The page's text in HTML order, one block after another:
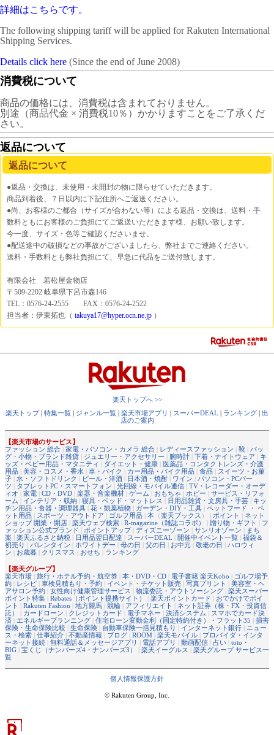
詳細はこちらです。
The following shipping tariff will be applied for Rakuten International
Shipping Services.
Details click here (Since the end of June 2008)
消費税について
商品の価格には、消費税は含まれておりません。
別途（商品代金 × 消費税10％）かかりますことをご了承くだ
さい。
返品について
返品について
●返品・交換は、未使用・未開封の物に限らせていただきます。
商品到着後、７日以内に下記住所へご返送ください。
●尚、お客様のご都合（サイズが合わない等）による返品・交換は、送料・手
数料ともにお客様のご負担にてご返送いただきます様、お願い致します。
今一度、サイズ・色等ご確認くださいませ。
●配送途中の破損などの事故がございましたら、弊社までご連絡ください。
送料・手数料とも弊社負担にて、早急に代品をご送付致します。
有限会社 若松屋金物店
〒509-2202 岐阜県下呂市森146
TEL：0576-24-2555 FAX：0576-24-2522
担当者：伊東拓也（ takuya17@hyper.ocn.ne.jp ）
楽天トップへ >>
楽天トップ
特集一覧 ジャンル一覧 楽天市場アプリ スーパーDEAL ランキング
出
店のご案内
【楽天市場のサービス】
ファッション 総合
家電・パソコン・カメラ 総合 レディースファッション 靴
バッ
グ・小物・ブランド雑貨
ジュエリー・アクセサリー 腕時計 下着・ナイトウェア
キ
ッズ・ベビー用品・マタニティ
ダイエット・健康
医薬品・コンタクトレンズ・介護
用品
美容・コスメ・香水 車・バイク カー用品・バイク用品 食品
スイーツ・お菓
子
水・ソフトドリンク ビール・洋酒 日本酒・焼酎 ワイン
パソコン・PCパー
ツ
タブレットPC・スマートフォン 光回線・モバイル通信
TV・レコーダー・オーデ
ィオ
家電 CD・DVD 楽器・音楽機材 ゲーム おもちゃ ホビー
サービス・リフォ
ーム
インテリア・収納 寝具・ベッド・マットレス 日用品雑貨・文房具・手芸
キッ
チン用品・食器・調理器具
花・観葉植物 ガーデン・DIY・工具
ペットフード ・ ペ
ット用品
スポーツ・アウトドア ゴルフ用品 本 （楽天ブックス ） | ポイント
ネット
ショップ 開業・開店
楽天ウェブ検索 R-magazine（雑誌コラボ） 贈り物・ギフト
フ
ァッション公式ブランド
ポイントアップ ディズニーゾーン サンリオゾーン
まち
楽
楽天ふるさと納税 日用品翌日配達 スーパーDEAL 開催中イベント一覧
福袋＆
初売り
バレンタイン ホワイトデー 母の日 父の日 お中元 敬老の日
ハロウィ
ン
お歳暮 クリスマス おせち ランキング
【楽天グループ】
楽天市場
旅行・ホテル予約・航空券 本・DVD・CD 電子書籍 楽天Kobo
ゴルフ場予
約
レシピ 車検見積もり・予約 イベント・チケット販売 写真プリント
美容室・ヘ
アサロン予約
女性向け健康管理サービス 物流委託・アウトソーシング
楽天スーパー
ポイント特集
Rebates（ポイント提携サイト） 楽天ポイントカード
おでかけでポイ
ント
Rakuten Fashion 地方競馬 競輪 アフィリエイト
ネット証券（株・FX・投資信
託）
カードローン クレジットカード 電子マネー 決済システム
スマホでカード決
済
エネルギープランニング 住宅ローン変動金利（固定特約付き）・フラット35
損害
保険・生命保険比較
生命保険 自動車保険一括見積もり インターネット銀行
ニュー
ス・検索
仕事紹介 不動産情報 ブログ ROOM 楽天モバイル
プロバイダ・インタ
ーネット接続
無料通話＆メッセージアプリ 電話アプリ 動画配信 占い
toto・
BIG
宝くじ（ナンバーズ4・ナンバーズ3） 楽天イーグルス
楽天グループ サービス一
覧
個人情報保護方針
© Rakuten Group, Inc.